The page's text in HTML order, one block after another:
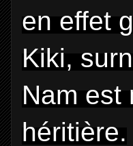
en effet
Kiki,
Nam est
héritière.